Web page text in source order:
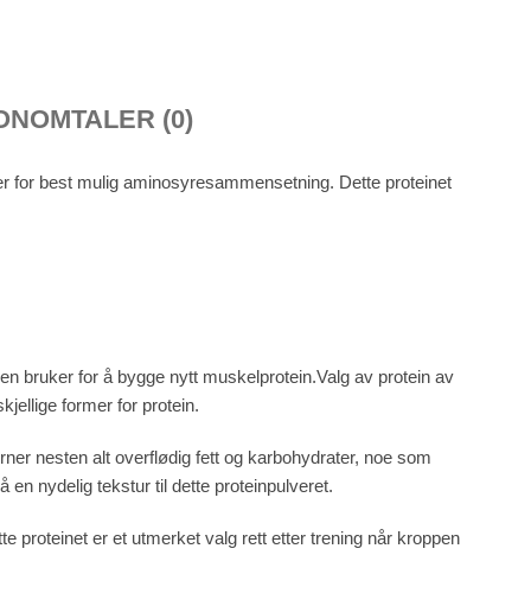
OMTALER (0)
for best mulig aminosyresammensetning. Dette proteinet
bruker for å bygge nytt muskelprotein.Valg av protein av
former for protein.
nesten alt overflødig fett og karbohydrater, noe som
en nydelig tekstur til dette proteinpulveret.
proteinet er et utmerket valg rett etter trening når kroppen